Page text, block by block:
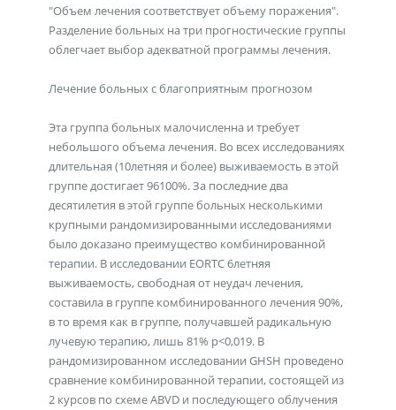
"Объем лечения соответствует объему поражения".
Разделение больных на три прогностические группы
облегчает выбор адекватной программы лечения.
Лечение больных с благоприятным прогнозом
Эта группа больных малочисленна и требует
небольшого объема лечения. Во всех исследованиях
длительная (10летняя и более) выживаемость в этой
группе достигает 96100%. За последние два
десятилетия в этой группе больных несколькими
крупными рандомизированными исследованиями
было доказано преимущество комбинированной
терапии. В исследовании EORTC 6летняя
выживаемость, свободная от неудач лечения,
составила в группе комбинированного лечения 90%,
в то время как в группе, получавшей радикальную
лучевую терапию, лишь 81% p<0,019. В
рандомизированном исследовании GHSH проведено
сравнение комбинированной терапии, состоящей из
2 курсов по схеме ABVD и последующего облучения